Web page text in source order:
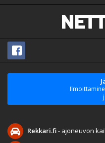
Rekkari.fi- ajoneuvon